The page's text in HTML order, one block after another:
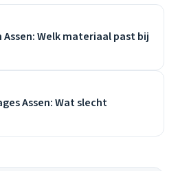
Welk materiaal past bij
Assen: Wat slecht